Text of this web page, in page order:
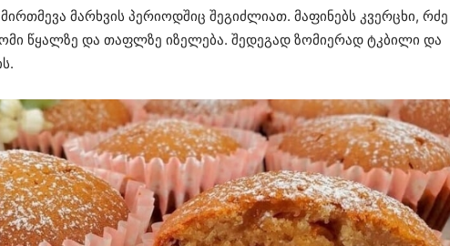
მარხვის პერიოდშიც შეგიძლიათ. მაფინებს კვერცხი, რძე
წყალზე და თაფლზე იზელება. შედეგად ზომიერად ტკბილი და